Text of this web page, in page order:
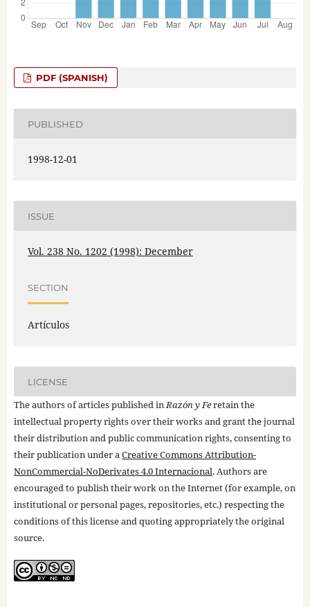
PDF (SPANISH)
PUBLISHED
1998-12-01
ISSUE
Vol. 238 No. 1202 (1998): December
SECTION
Artículos
LICENSE
The authors of articles published inRazón y Feretain the
intellectual property rights over their works and grant the journal
their distribution and public communication rights, consenting to
their publication under aCreative Commons Attribution-
NonCommercial-NoDerivates 4.0 Internacional. Authors are
encouraged to publish their work on the Internet (for example, on
institutional or personal pages, repositories, etc.) respecting the
conditions of this license and quoting appropriately the original
source.